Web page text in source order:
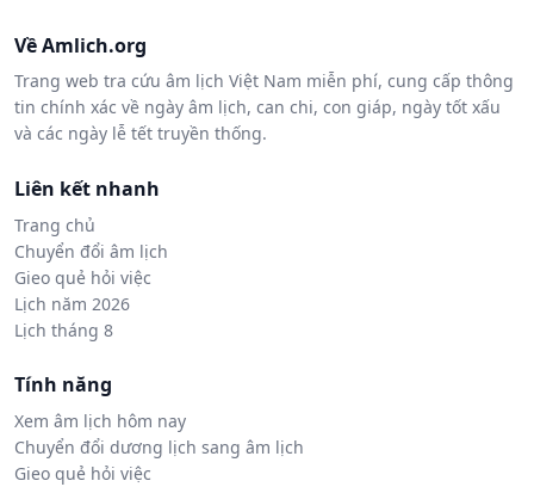
Về Amlich.org
Trang web tra cứu âm lịch Việt Nam miễn phí, cung cấp thông
tin chính xác về ngày âm lịch, can chi, con giáp, ngày tốt xấu
và các ngày lễ tết truyền thống.
Liên kết nhanh
Trang chủ
Chuyển đổi âm lịch
Gieo quẻ hỏi việc
Lịch năm 2026
Lịch tháng 8
Tính năng
Xem âm lịch hôm nay
Chuyển đổi dương lịch sang âm lịch
Gieo quẻ hỏi việc